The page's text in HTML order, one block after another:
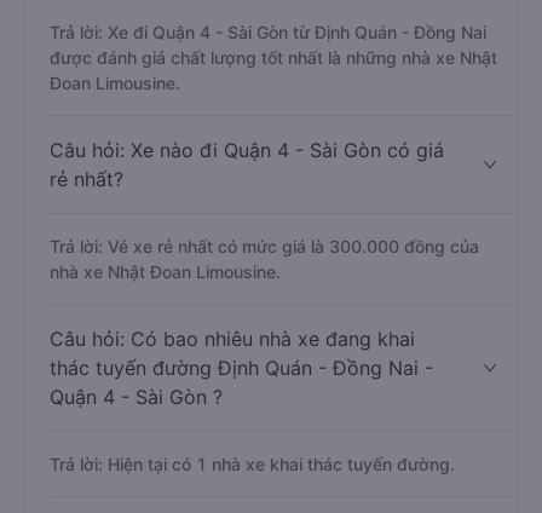
Trả lời: Xe đi Quận 4 - Sài Gòn từ Định Quán - Đồng Nai
được đánh giá chất lượng tốt nhất là những nhà xe Nhật
Đoan Limousine.
Câu hỏi: Xe nào đi Quận 4 - Sài Gòn có giá
rẻ nhất?
Trả lời: Vé xe rẻ nhất có mức giá là 300.000 đồng của
nhà xe Nhật Đoan Limousine.
Câu hỏi: Có bao nhiêu nhà xe đang khai
thác tuyến đường Định Quán - Đồng Nai -
Quận 4 - Sài Gòn ?
Trả lời: Hiện tại có 1 nhà xe khai thác tuyến đường.